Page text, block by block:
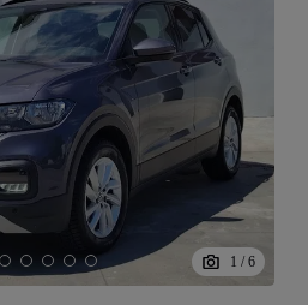
1 / 6